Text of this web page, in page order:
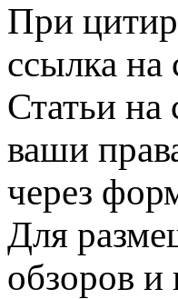
При
ссылка на
Статьи на
ваши
через
Для
обзоров и